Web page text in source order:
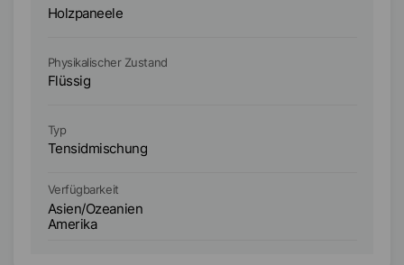
Holzpaneele
Physikalischer Zustand
Flüssig
Typ
Tensidmischung
Verfügbarkeit
Asien/Ozeanien
Amerika